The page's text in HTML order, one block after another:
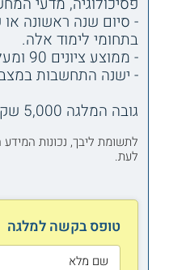
- סיום שנה ראשונה או
בתחומי לימוד אלה.
- ממוצע ציונים 90 ומעלה.
- ישנה התחשבות
גובה המלגה 5,000 שקלים.
לתשומת ליבך, נכונות
לעת.
טופס בקשה למלגה